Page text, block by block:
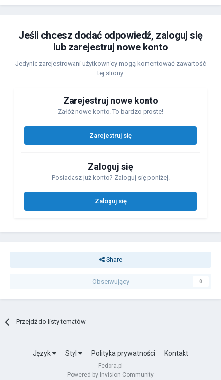
Jeśli chcesz dodać odpowiedź, zaloguj się
lub zarejestruj nowe konto
Jedynie zarejestrowani użytkownicy mogą komentować zawartość
tej strony.
Zarejestruj nowe konto
Załóż nowe konto. To bardzo proste!
Zarejestruj się
Zaloguj się
Posiadasz już konto? Zaloguj się poniżej.
Zaloguj się
Share
Obserwujący 0
Przejdź do listy tematów
Język Styl Polityka prywatności Kontakt
Fedora.pl
Powered by Invision Community